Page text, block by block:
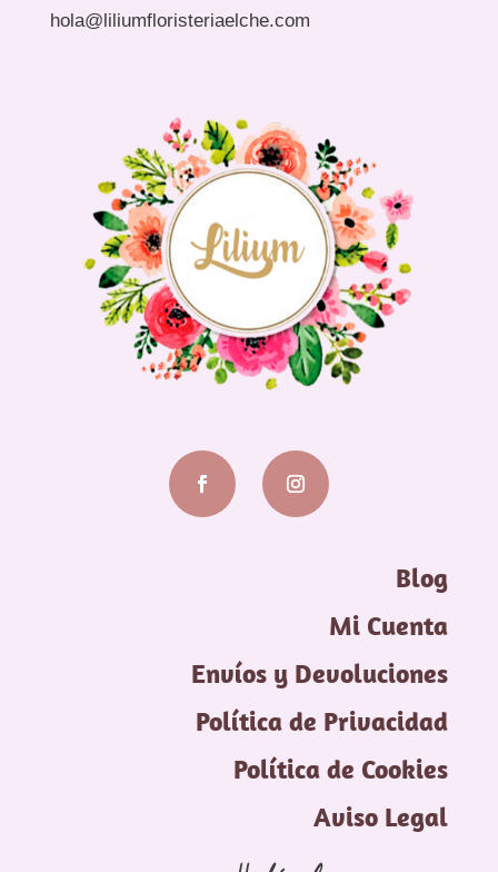
hola@liliumfloristeriaelche.com
Blog
Mi Cuenta
Envíos y Devoluciones
Política de Privacidad
Política de Cookies
Aviso Legal